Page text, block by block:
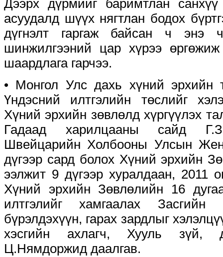
Дээрх дүрмийг баримтлан санхүү
асуудалд шүүх нягтлан бодох
дүгнэлт гаргаж байсан ч энэ
шинжилгээний цар хүрээ
шаардлага гарчээ.
• Монгол Улс дахь хүний эрхийн
Үндэсний илтгэлийн төслийг
Хүний эрхийн зөвлөлд хүргүүлэх
Гадаад харилцааны сайд
Швейцарийн Холбооны Улсын
дүгээр сард болох Хүний эрхийн
ээлжит 9 дүгээр хуралдаан, 2011
Хүний эрхийн Зөвлөлийн 16
илтгэлийг хамгаалах Засгийн
бүрэлдэхүүн, гарах зардлыг
хэсгийн ахлагч, Хууль зүй,
Ц.Нямдоржид даалгав.